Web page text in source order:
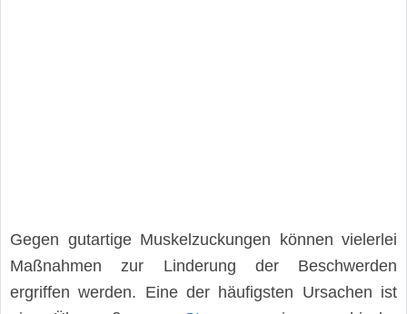
Gegen gutartige Muskelzuckungen können vielerlei
Maßnahmen zur Linderung der Beschwerden
ergriffen werden. Eine der häufigsten Ursachen ist